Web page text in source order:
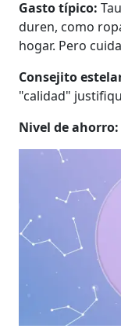
Gasto típico:
duren, como
hogar. Pero
Consejito
"calidad"
Nivel de ahorro: